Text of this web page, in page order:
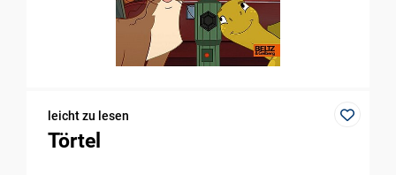
leicht zu lesen
Törtel